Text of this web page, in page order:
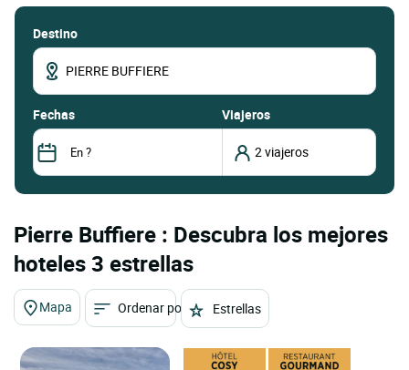
Destino
fechas Viajeros
Pierre Buffiere : Descubra los mejores
hoteles 3 estrellas
Mapa Ordenar por Estrellas